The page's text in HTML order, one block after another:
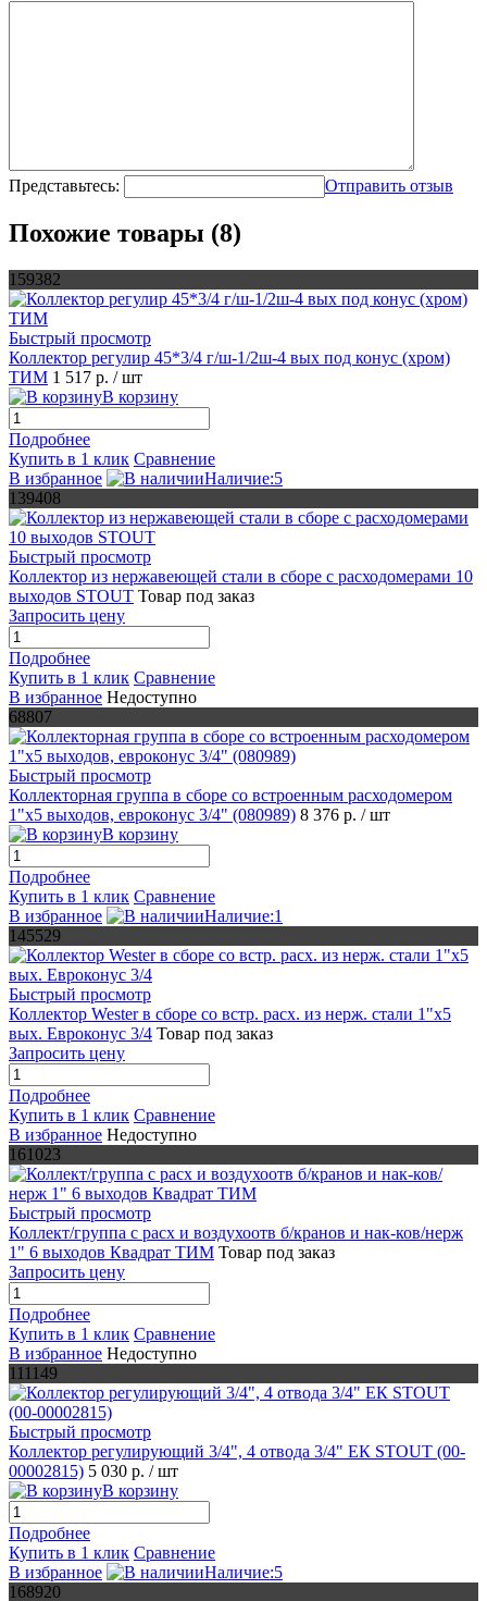
Представьтесь: Отправить отзыв
Похожие товары (8)
159382
Быстрый просмотр
Коллектор регулир 45*3/4 г/ш-1/2ш-4 вых под конус (хром)
ТИМ 1 517 р. / шт
В корзину
Подробнее
Купить в 1 клик Сравнение
В избранное
Наличие:5
139408
Быстрый просмотр
Коллектор из нержавеющей стали в сборе с расходомерами 10
выходов STOUT Товар под заказ
Запросить цену
Подробнее
Купить в 1 клик Сравнение
В избранное Недоступно
68807
Быстрый просмотр
Коллекторная группа в сборе со встроенным расходомером
1"х5 выходов, евроконус 3/4" (080989) 8 376 р. / шт
В корзину
Подробнее
Купить в 1 клик Сравнение
В избранное
Наличие:1
145529
Быстрый просмотр
Коллектор Wester в сборе со встр. расх. из нерж. стали 1"х5
вых. Евроконус 3/4 Товар под заказ
Запросить цену
Подробнее
Купить в 1 клик Сравнение
В избранное Недоступно
161023
Быстрый просмотр
Коллект/группа с расх и воздухоотв б/кранов и нак-ков/нерж
1" 6 выходов Квадрат ТИМ Товар под заказ
Запросить цену
Подробнее
Купить в 1 клик Сравнение
В избранное Недоступно
111149
Быстрый просмотр
Коллектор регулирующий 3/4", 4 отвода 3/4" ЕК STOUT (00-
00002815) 5 030 р. / шт
В корзину
Подробнее
Купить в 1 клик Сравнение
В избранное
Наличие:5
168920